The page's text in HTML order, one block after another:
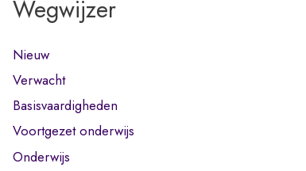
Wegwijzer
Nieuw
Verwacht
Basisvaardigheden
Voortgezet onderwijs
Onderwijs